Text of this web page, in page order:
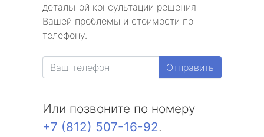
детальной консультации решения
Вашей проблемы и стоимости по
телефону.
Отправить
Или позвоните по номеру
+7 (812) 507-16-92.